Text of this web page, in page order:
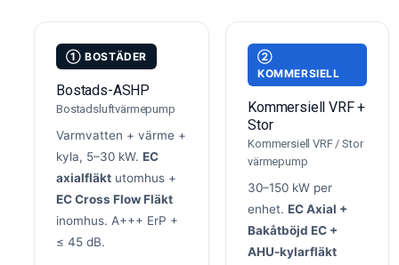
① BOSTÄDER
Bostads-ASHP
Bostadsluftvärmepump
Varmvatten + värme +
kyla, 5–30 kW. EC
axialfläkt utomhus +
EC Cross Flow Fläkt
inomhus. A+++ ErP +
≤ 45 dB.
②
KOMMERSIELL
Kommersiell VRF +
Stor
Kommersiell VRF / Stor
värmepump
30–150 kW per
enhet. EC Axial +
Bakåtböjd EC +
AHU-kylarfläkt